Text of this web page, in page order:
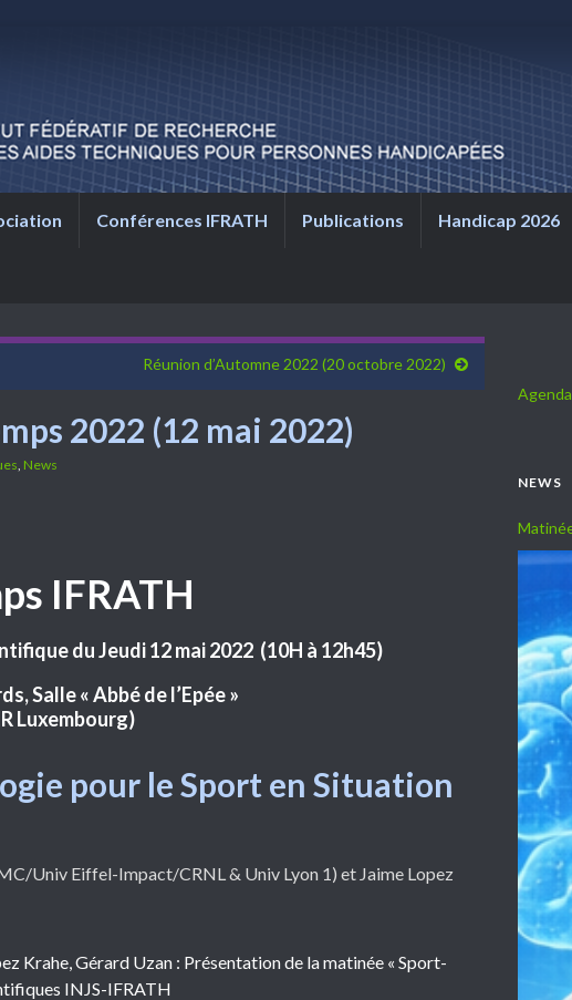
Conférences IFRATH Publications Handicap 2026
Réunion d’Automne 2022 (20 octobre 2022)
2022 (12 mai 2022)
, News
IFRATH
du Jeudi 12 mai 2022 (10H à 12h45)
Salle « Abbé de l’Epée »
Luxembourg)
pour le Sport en Situation
Univ Eiffel-Impact/CRNL & Univ Lyon 1) et Jaime Lopez
Krahe, Gérard Uzan : Présentation de la matinée « Sport-
INJS-IFRATH
Agenda
NEWS